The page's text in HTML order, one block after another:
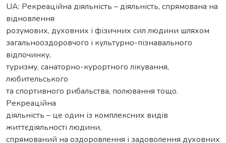
UA: Рекреаційна діяльність – діяльність, спрямована на
відновлення
розумових, духовних і фізичних сил людини шляхом
загальнооздоровчого і культурно-пізнавального
відпочинку,
туризму, санаторно-курортного лікування,
любительського
та спортивного рибальства, полювання тощо.
Рекреаційна
діяльність – це один із комплексних видів
життєдіяльності людини,
спрямований на оздоровлення і задоволення духовних